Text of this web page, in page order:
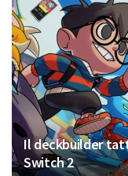
Il deckbuilder
Switch 2